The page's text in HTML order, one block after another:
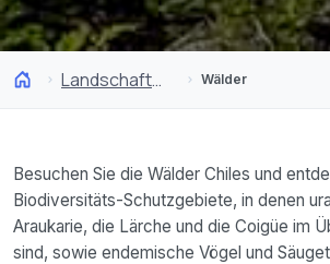
Landschaften Wälder
Besuchen Sie die Wälder Chiles und
Biodiversitäts-Schutzgebiete, in denen
Araukarie, die Lärche und die Coigüe im
sind, sowie endemische Vögel und